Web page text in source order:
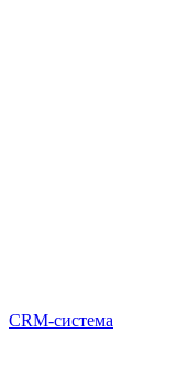
CRM-система